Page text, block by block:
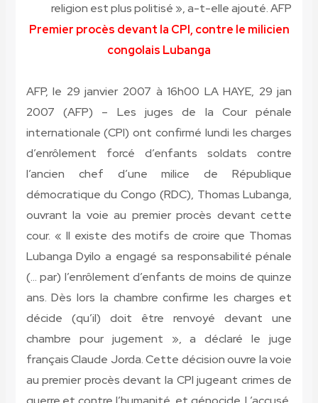
religion est plus politisé », a-t-elle ajouté.AFP
Premier procès devant la CPI, contre le milicien
congolais Lubanga
AFP, le 29 janvier 2007 à 16h00 LA HAYE, 29 jan
2007 (AFP) – Les juges de la Cour pénale
internationale (CPI) ont confirmé lundi les charges
d’enrôlement forcé d’enfants soldats contre
l’ancien chef d’une milice de République
démocratique du Congo (RDC), Thomas Lubanga,
ouvrant la voie au premier procès devant cette
cour. « Il existe des motifs de croire que Thomas
Lubanga Dyilo a engagé sa responsabilité pénale
(… par) l’enrôlement d’enfants de moins de quinze
ans. Dès lors la chambre confirme les charges et
décide (qu’il) doit être renvoyé devant une
chambre pour jugement », a déclaré le juge
français Claude Jorda. Cette décision ouvre la voie
au premier procès devant la CPI jugeant crimes de